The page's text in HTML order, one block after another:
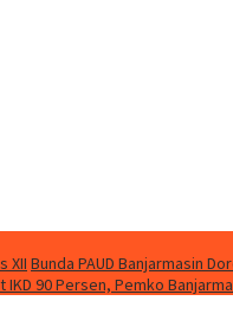
XII Bunda PAUD Banjarmasin
IKD 90 Persen, Pemko